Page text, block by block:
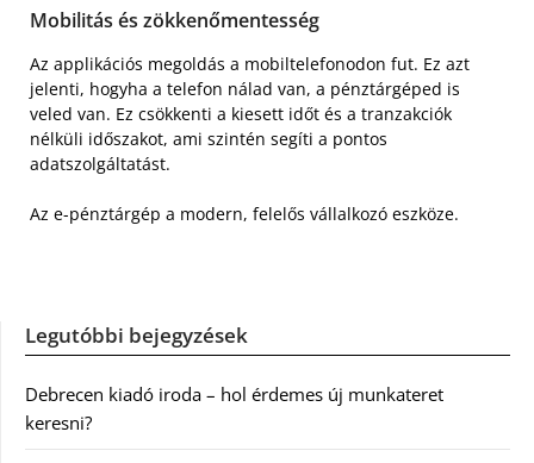
Mobilitás és zökkenőmentesség
Az applikációs megoldás a mobiltelefonodon fut. Ez azt
jelenti, hogyha a telefon nálad van, a pénztárgéped is
veled van. Ez csökkenti a kiesett időt és a tranzakciók
nélküli időszakot, ami szintén segíti a pontos
adatszolgáltatást.
Az e-pénztárgép a modern, felelős vállalkozó eszköze.
Legutóbbi bejegyzések
Debrecen kiadó iroda – hol érdemes új munkateret
keresni?